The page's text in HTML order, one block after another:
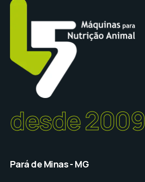
desde 2009
Pará de Minas - MG